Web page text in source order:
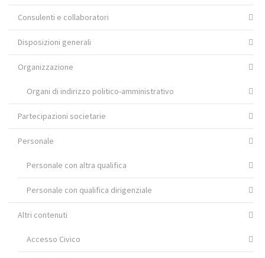
Consulenti e collaboratori
Disposizioni generali
Organizzazione
Organi di indirizzo politico-amministrativo
Partecipazioni societarie
Personale
Personale con altra qualifica
Personale con qualifica dirigenziale
Altri contenuti
Accesso Civico